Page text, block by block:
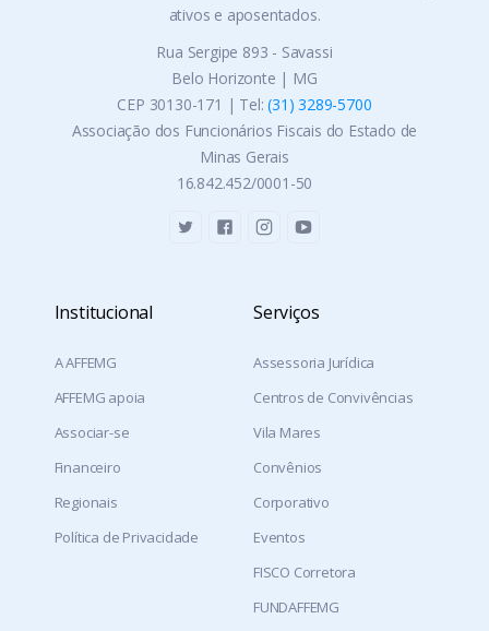
ativos e aposentados.
Rua Sergipe 893 - Savassi
Belo Horizonte | MG
CEP 30130-171 | Tel:(31) 3289-5700
Associação dos Funcionários Fiscais do Estado de
Minas Gerais
16.842.452/0001-50
Institucional
A AFFEMG
AFFEMG apoia
Associar-se
Financeiro
Regionais
Política de Privacidade
Serviços
Assessoria Jurídica
Centros de Convivências
Vila Mares
Convênios
Corporativo
Eventos
FISCO Corretora
FUNDAFFEMG